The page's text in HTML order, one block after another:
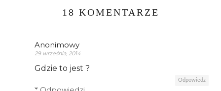
18 KOMENTARZE
Anonimowy
29 września, 2014
Gdzie to jest ?
Odpowiedz